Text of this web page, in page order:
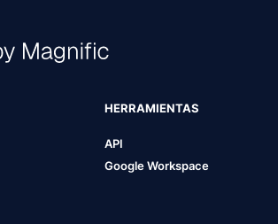
HERRAMIENTAS
API
Google Workspace